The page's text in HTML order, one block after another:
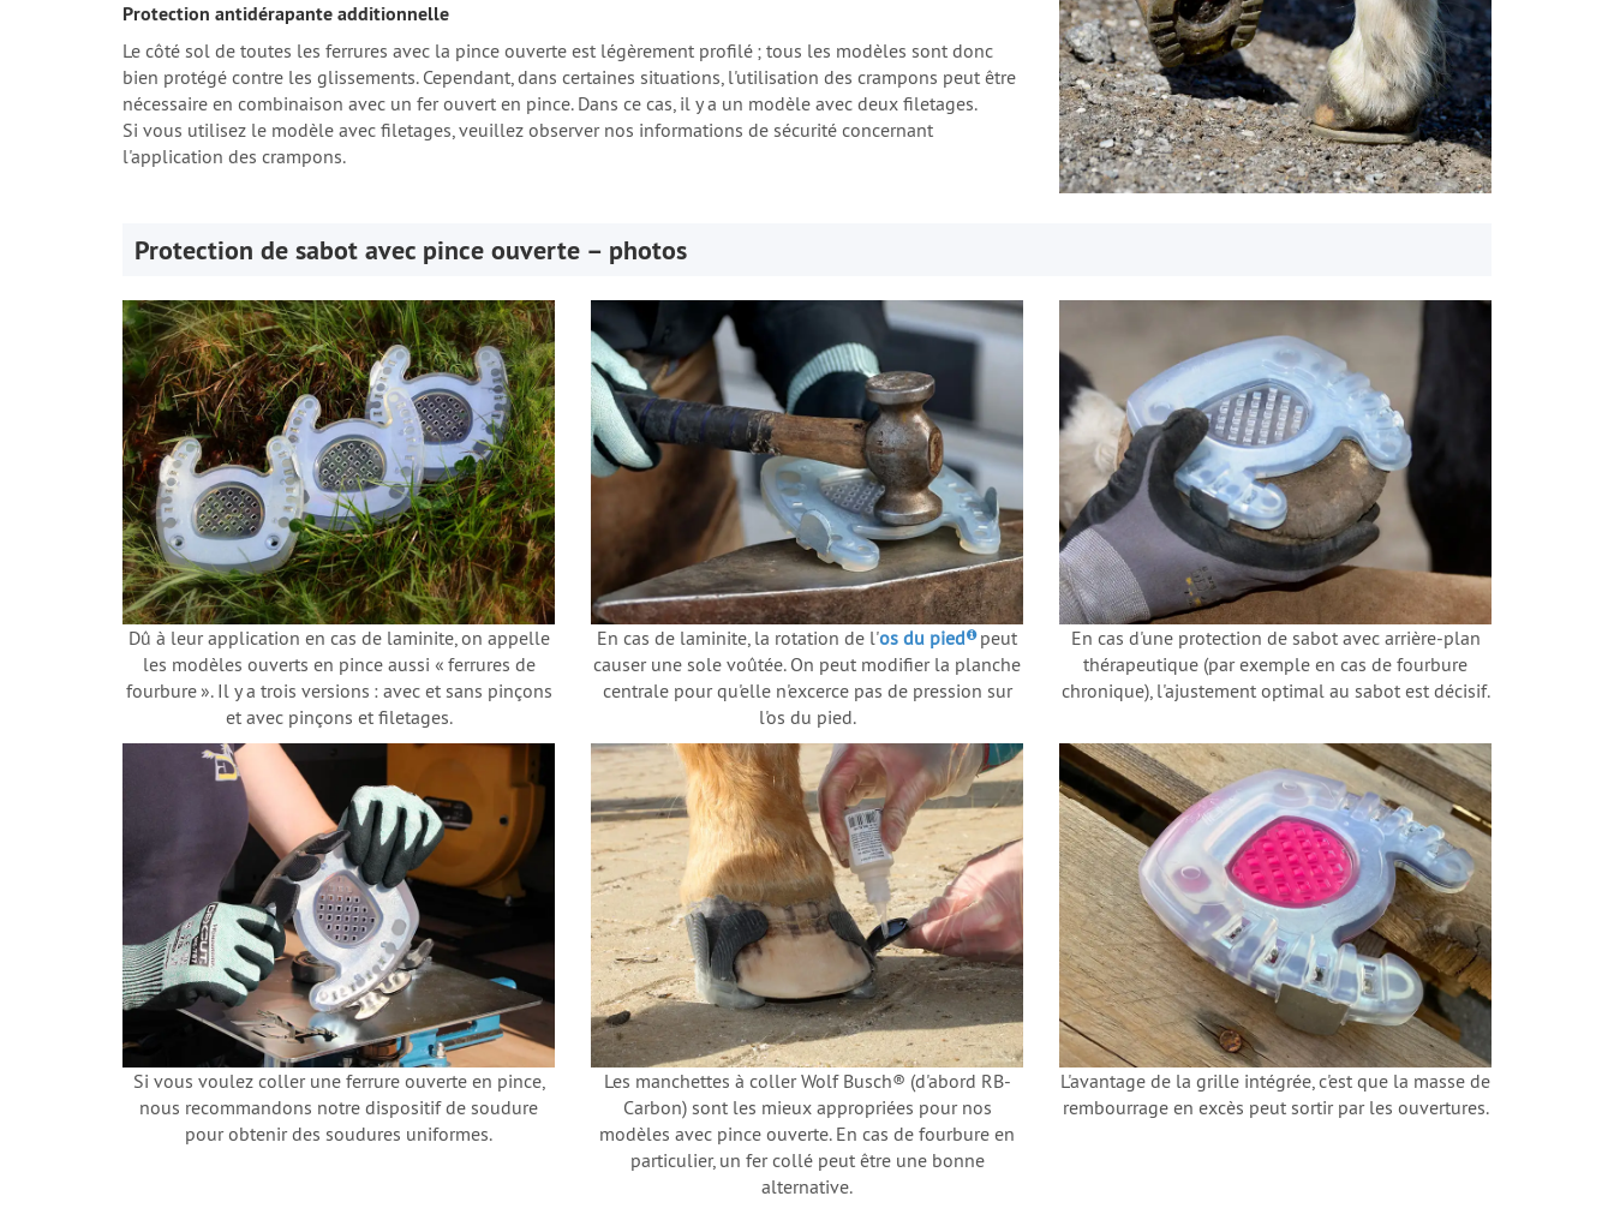
Protection antidérapante additionnelle
Le côté sol de toutes les ferrures avec la pince ouverte est légèrement profilé ; tous les modèles sont donc
bien protégé contre les glissements. Cependant, dans certaines situations, l'utilisation des crampons peut être
nécessaire en combinaison avec un fer ouvert en pince. Dans ce cas, il y a un modèle avec deux filetages.
Si vous utilisez le modèle avec filetages, veuillez observer nos informations de sécurité concernant
l'application des crampons.
Protection de sabot avec pince ouverte – photos
Dû à leur application en cas de laminite, on appelle
les modèles ouverts en pince aussi « ferrures de
fourbure ». Il y a trois versions : avec et sans pinçons
et avec pinçons et filetages.
En cas de laminite, la rotation de l'os du pied peut
causer une sole voûtée. On peut modifier la planche
centrale pour qu'elle n'excerce pas de pression sur
l'os du pied.
En cas d'une protection de sabot avec arrière-plan
thérapeutique (par exemple en cas de fourbure
chronique), l'ajustement optimal au sabot est décisif.
Si vous voulez coller une ferrure ouverte en pince,
nous recommandons notre dispositif de soudure
pour obtenir des soudures uniformes.
Les manchettes à coller Wolf Busch® (d'abord RB-
Carbon) sont les mieux appropriées pour nos
modèles avec pince ouverte. En cas de fourbure en
particulier, un fer collé peut être une bonne
alternative.
L'avantage de la grille intégrée, c'est que la masse de
rembourrage en excès peut sortir par les ouvertures.